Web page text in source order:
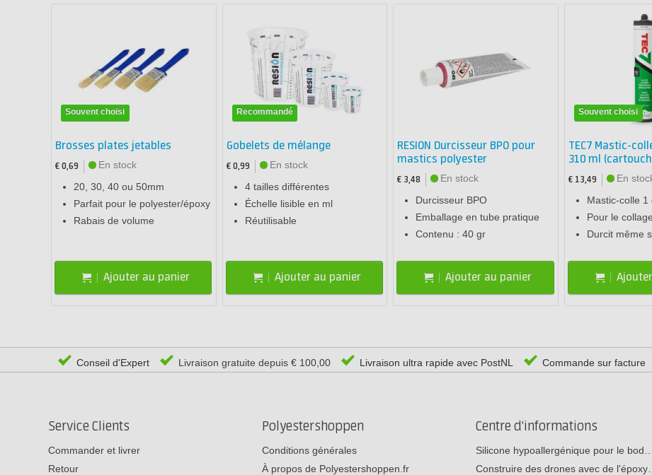
Souvent choisi
Brosses plates jetables
€ 0,69
En stock
20, 30, 40 ou 50mm
Parfait pour le polyester/époxy
Rabais de volume
Ajouter au panier
Recommandé
Gobelets de mélange
€ 0,99
En stock
4 tailles différentes
Échelle lisible en ml
Réutilisable
Ajouter au panier
RESION Durcisseur BPO pour
mastics polyester
€ 3,48
En stock
Durcisseur BPO
Emballage en tube pratique
Contenu : 40 gr
Ajouter au panier
Souvent choisi
TEC7 Mastic-
310 ml
€ 13,49
En
Mastic-colle 1
Pour le
Durcit même
Conseil d'Expert Livraison gratuite depuis € 100,00 Livraison ultra rapide avec PostNL Commande sur facture
Service Clients
Commander et livrer
Retour
Polyestershoppen
Conditions générales
À propos de Polyestershoppen.fr
Centre d'informations
Silicone hypoallergénique pour le bod…
Construire des drones avec de l'époxy…